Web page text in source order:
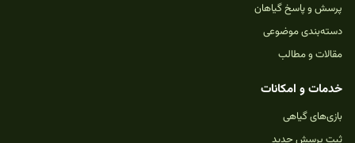
پرسش و پاسخ گیاهان
دسته‌بندی موضوعی
مقالات و مطالب
خدمات و امکانات
بازی‌های گیاهی